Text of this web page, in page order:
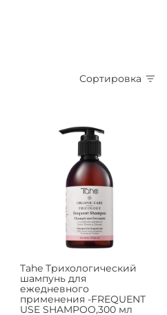
Сортировка
Tahe Трихологический
шампунь для
ежедневного
применения -FREQUENT
USE SHAMPOO,300 мл